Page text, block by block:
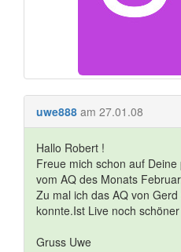
uwe888 am 27.01.08
Hallo Robert !
Freue mich schon auf
vom AQ des Monats
Zu mal ich das AQ von
konnte.Ist Live noch
Gruss Uwe